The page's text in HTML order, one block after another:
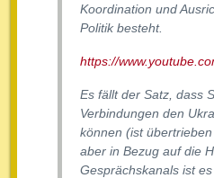
Koordination und
Politik besteht.
https://
Es fällt der Satz, dass
Verbindungen den
können (ist
aber in Bezug auf die
Gesprächskanals ist